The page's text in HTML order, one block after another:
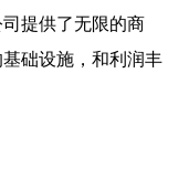
提供了无限的商
础设施，和利润丰